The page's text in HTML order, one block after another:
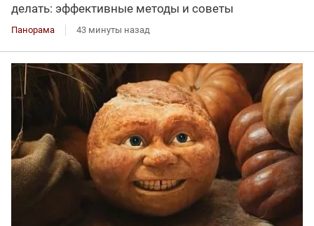
делать: эффективные методы и советы
Панорама 43 минуты назад